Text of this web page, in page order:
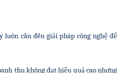
luôn cần đến giải pháp công nghệ để
thu không đạt hiệu quả cao nhưng